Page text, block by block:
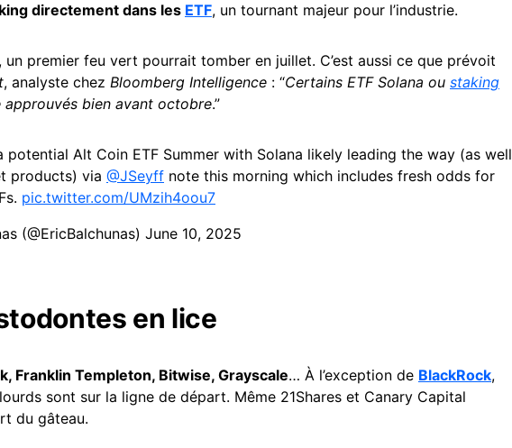
directement dans les ETF, un tournant majeur pour l’industrie.
un premier feu vert pourrait tomber en juillet. C’est aussi ce que prévoit
, analyste chez Bloomberg Intelligence : “Certains ETF Solana ou staking
bien avant octobre.”
potential Alt Coin ETF Summer with Solana likely leading the way (as well
products) via @JSeyff note this morning which includes fresh odds for
pic.twitter.com/UMzih4oou7
(@EricBalchunas) June 10, 2025
en lice
Franklin Templeton, Bitwise, Grayscale… À l’exception de BlackRock,
sont sur la ligne de départ. Même 21Shares et Canary Capital
du gâteau.